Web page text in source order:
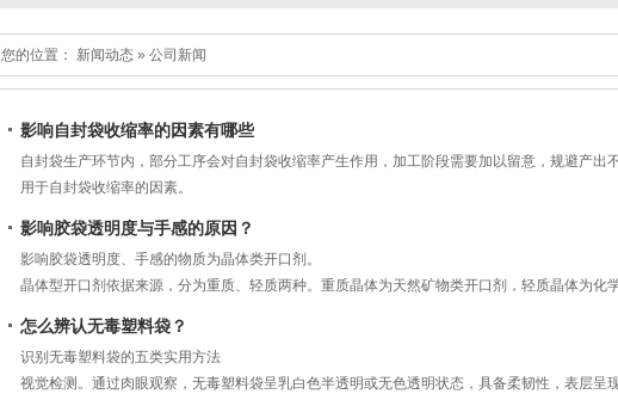
您的位置： 新闻动态 » 公司新闻
影响自封袋收缩率的因素有哪些
自封袋生产环节内，部分工序会对自封袋收缩率产生作用，加工阶段需要加以留意，规避产出
用于自封袋收缩率的因素。
同一款自封袋，壁厚偏小区域收缩率低于壁厚偏大区域，远离嵌件位置收缩率高于靠近
影响胶袋透明度与手感的原因？
影响胶袋透明度、手感的物质为晶体类开口剂。
晶体型开口剂依据来源，分为重质、轻质两种。重质晶体为天然矿物类开口剂，轻质晶体为化
怎么辨认无毒塑料袋？
识别无毒塑料袋的五类实用方法
视觉检测。通过肉眼观察，无毒塑料袋呈乳白色半透明或无色透明状态，具备柔韧性，表层呈